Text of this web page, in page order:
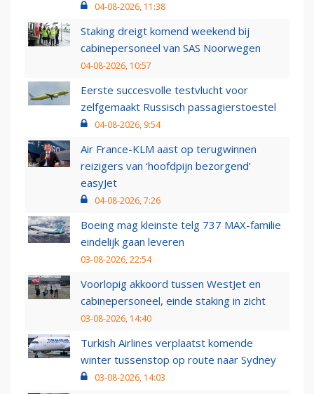
04-08-2026, 11:38
Staking dreigt komend weekend bij
cabinepersoneel van SAS Noorwegen
04-08-2026, 10:57
Eerste succesvolle testvlucht voor
zelfgemaakt Russisch passagierstoestel
04-08-2026, 9:54
Air France-KLM aast op terugwinnen
reizigers van ‘hoofdpijn bezorgend’
easyJet
04-08-2026, 7:26
Boeing mag kleinste telg 737 MAX-familie
eindelijk gaan leveren
03-08-2026, 22:54
Voorlopig akkoord tussen WestJet en
cabinepersoneel, einde staking in zicht
03-08-2026, 14:40
Turkish Airlines verplaatst komende
winter tussenstop op route naar Sydney
03-08-2026, 14:03